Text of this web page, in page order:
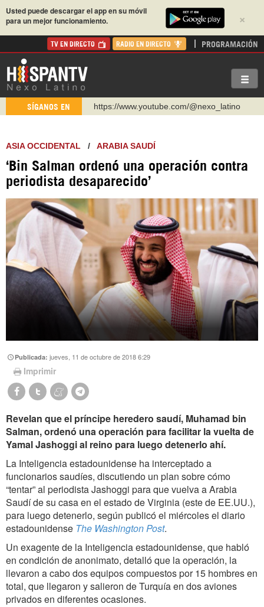
×
Usted puede descargar el app en su móvil
para un mejor funcionamiento.
TV EN DIRECTO RADIO EN DIRECTO PROGRAMACIÓN
SÍGANOS EN
https://www.youtube.com/@nexo_latino
https://t.me/hispantvcanal
https://urmedium.com/c/hispantv
WhatsApp y Viber: +98 921 79 29 404
https://www.facebook.com/Nexolatino.Canal
ASIA OCCIDENTAL / ARABIA SAUDÍ
‘Bin Salman ordenó una operación contra
periodista desaparecido’
Publicada:jueves, 11 de octubre de 2018 6:29
Imprimir
Revelan que el príncipe heredero saudí, Muhamad bin
Salman, ordenó una operación para facilitar la vuelta de
Yamal Jashoggi al reino para luego detenerlo ahí.
La Inteligencia estadounidense ha interceptado a
funcionarios saudíes, discutiendo un plan sobre cómo
“tentar” al periodista Jashoggi para que vuelva a Arabia
Saudí de su casa en el estado de Virginia (este de EE.UU.),
para luego detenerlo, según publicó el miércoles el diario
estadounidense The Washington Post.
Un exagente de la Inteligencia estadounidense, que habló
en condición de anonimato, detalló que la operación, la
llevaron a cabo dos equipos compuestos por 15 hombres en
total, que llegaron y salieron de Turquía en dos aviones
privados en diferentes ocasiones.